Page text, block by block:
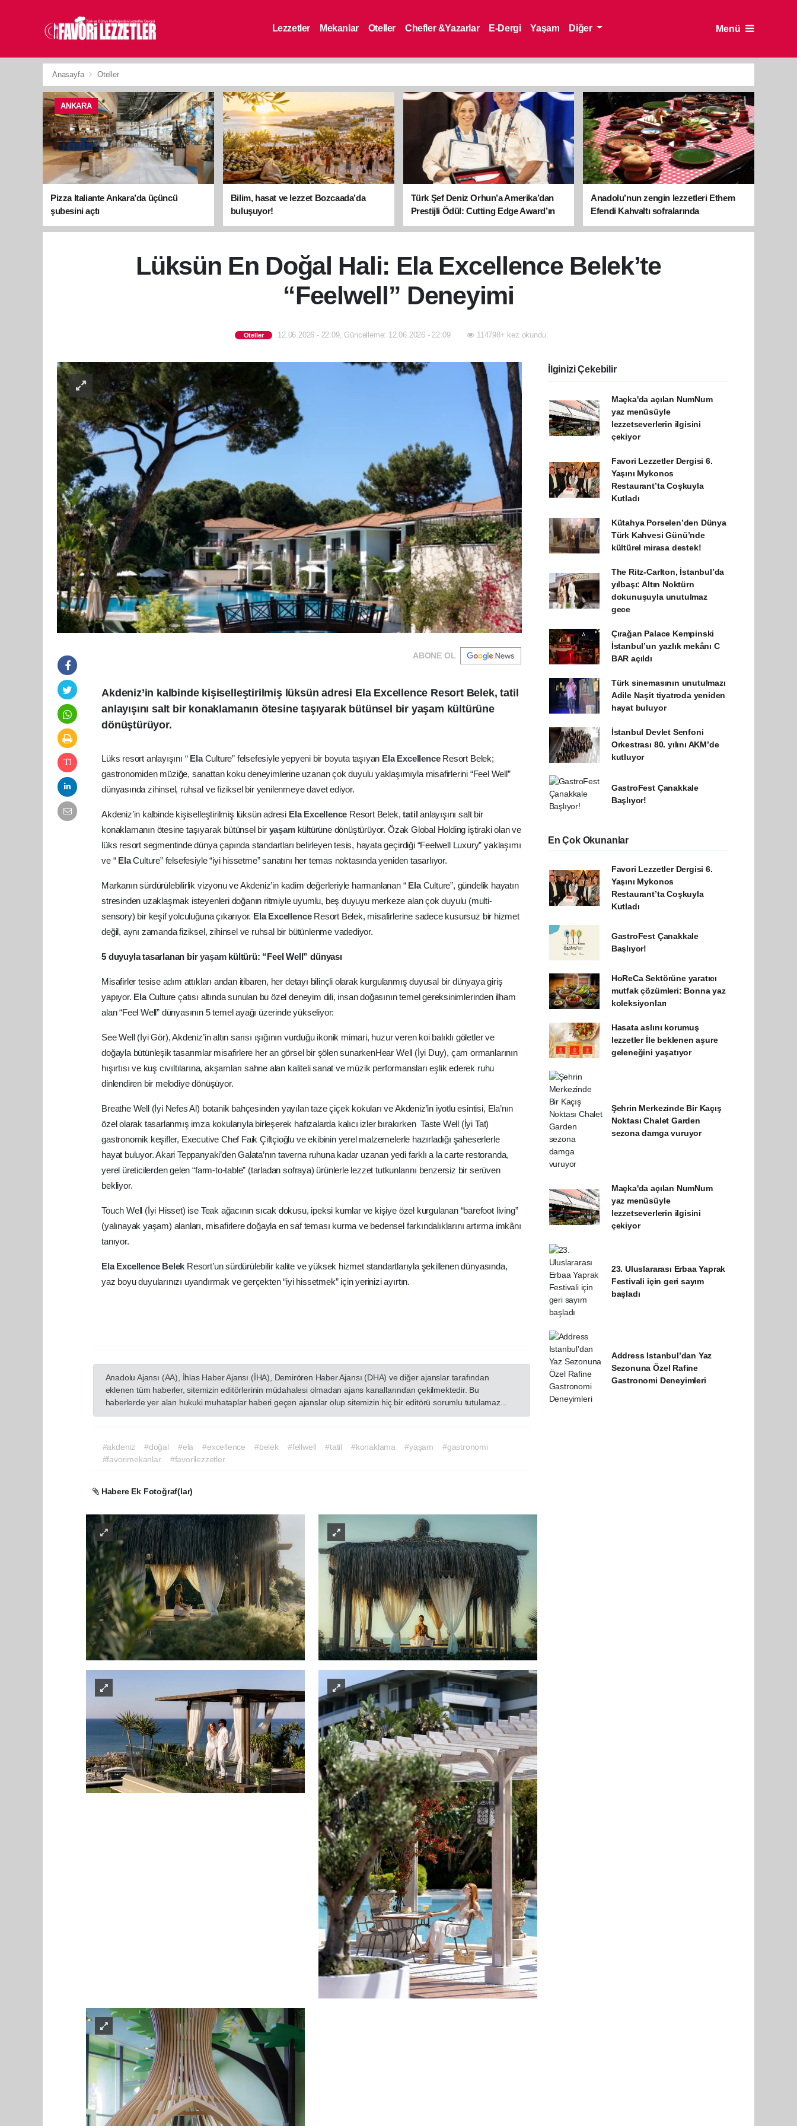
Lezzetler Mekanlar Oteller Chefler &Yazarlar E-Dergi Yaşam Diğer Menü
Anasayfa Oteller
ANKARA
Pizza Italiante Ankara’da üçüncü
şubesini açtı
Bilim, hasat ve lezzet Bozcaada’da
buluşuyor!
Türk Şef Deniz Orhun’a Amerika’dan
Prestijli Ödül: Cutting Edge Award’ın
sahibi oldu
Anadolu’nun zengin lezzetleri Ethem
Efendi Kahvaltı sofralarında
Lüksün En Doğal Hali: Ela Excellence Belek’te
“Feelwell” Deneyimi
Oteller 12.06.2026 - 22:09, Güncelleme: 12.06.2026 - 22:09 114798+ kez okundu.
ABONE OL
Akdeniz’in kalbinde kişiselleştirilmiş lüksün adresi Ela Excellence Resort Belek, tatil
anlayışını salt bir konaklamanın ötesine taşıyarak bütünsel bir yaşam kültürüne
dönüştürüyor.
Lüks resort anlayışını “ ElaCulture” felsefesiyle yepyeni bir boyuta taşıyan ElaExcellence Resort Belek;
gastronomiden müziğe, sanattan koku deneyimlerine uzanan çok duyulu yaklaşımıyla misafirlerini “Feel Well”
dünyasında zihinsel, ruhsal ve fiziksel bir yenilenmeye davet ediyor.
Akdeniz’in kalbinde kişiselleştirilmiş lüksün adresi ElaExcellence Resort Belek,tatilanlayışını salt bir
konaklamanın ötesine taşıyarak bütünsel bir yaşam kültürüne dönüştürüyor. Özak Global Holding iştiraki olan ve
lüks resort segmentinde dünya çapında standartları belirleyen tesis, hayata geçirdiği “Feelwell Luxury” yaklaşımı
ve “ ElaCulture” felsefesiyle “iyi hissetme” sanatını her temas noktasında yeniden tasarlıyor.
Markanın sürdürülebilirlik vizyonu ve Akdeniz’in kadim değerleriyle harmanlanan “ ElaCulture”, gündelik hayatın
stresinden uzaklaşmak isteyenleri doğanın ritmiyle uyumlu, beş duyuyu merkeze alan çok duyulu (multi-
sensory) bir keşif yolculuğuna çıkarıyor. ElaExcellence Resort Belek, misafirlerine sadece kusursuz bir hizmet
değil, aynı zamanda fiziksel, zihinsel ve ruhsal bir bütünlenme vadediyor.
5 duyuyla tasarlanan biryaşam kültürü: “Feel Well” dünyası
Misafirler tesise adım attıkları andan itibaren, her detayı bilinçli olarak kurgulanmış duyusal bir dünyaya giriş
yapıyor. ElaCulture çatısı altında sunulan bu özel deneyim dili, insan doğasının temel gereksinimlerinden ilham
alan “Feel Well” dünyasının 5 temel ayağı üzerinde yükseliyor:
See Well (İyi Gör), Akdeniz’in altın sarısı ışığının vurduğu ikonik mimari, huzur veren koi balıklı göletler ve
doğayla bütünleşik tasarımlar misafirlere her an görsel bir şölen sunarkenHear Well (İyi Duy), çam ormanlarının
hışırtısı ve kuş cıvıltılarına, akşamları sahne alan kaliteli sanat ve müzik performansları eşlik ederek ruhu
dinlendiren bir melodiye dönüşüyor.
Breathe Well (İyi Nefes Al) botanik bahçesinden yayılan taze çiçek kokuları ve Akdeniz’in iyotlu esintisi, Ela’nın
özel olarak tasarlanmış imza kokularıyla birleşerek hafızalarda kalıcı izler bırakırken Taste Well (İyi Tat)
gastronomik keşifler, Executive Chef Faik Çiftçioğlu ve ekibinin yerel malzemelerle hazırladığı şaheserlerle
hayat buluyor. Akari Teppanyaki’den Galata’nın taverna ruhuna kadar uzanan yedi farklı a la carte restoranda,
yerel üreticilerden gelen “farm-to-table” (tarladan sofraya) ürünlerle lezzet tutkunlarını benzersiz bir serüven
bekliyor.
Touch Well (İyi Hisset) ise Teak ağacının sıcak dokusu, ipeksi kumlar ve kişiye özel kurgulanan “barefoot living”
(yalınayak yaşam) alanları, misafirlere doğayla en saf teması kurma ve bedensel farkındalıklarını artırma imkânı
tanıyor.
ElaExcellence Belek Resort’un sürdürülebilir kalite ve yüksek hizmet standartlarıyla şekillenen dünyasında,
yaz boyu duyularınızı uyandırmak ve gerçekten “iyi hissetmek” için yerinizi ayırtın.
Anadolu Ajansı (AA), İhlas Haber Ajansı (İHA), Demirören Haber Ajansı (DHA) ve diğer ajanslar tarafından
eklenen tüm haberler, sitemizin editörlerinin müdahalesi olmadan ajans kanallarından çekilmektedir. Bu
haberlerde yer alan hukuki muhataplar haberi geçen ajanslar olup sitemizin hiç bir editörü sorumlu tutulamaz...
#akdeniz #doğal #ela #excellence #belek #fellwell #tatil #konaklama #yaşam
#gastronomi
#favorimekanlar
#favorilezzetler
Habere Ek Fotoğraf(lar)
İlginizi Çekebilir
Maçka'da açılan NumNum
yaz menüsüyle
lezzetseverlerin ilgisini
çekiyor
Favori Lezzetler Dergisi 6.
Yaşını Mykonos
Restaurant’ta Coşkuyla
Kutladı
Kütahya Porselen’den Dünya
Türk Kahvesi Günü’nde
kültürel mirasa destek!
The Ritz-Carlton, İstanbul’da
yılbaşı: Altın Noktürn
dokunuşuyla unutulmaz
gece
Çırağan Palace Kempinski
İstanbul’un yazlık mekânı C
BAR açıldı
Türk sinemasının unutulmazı
Adile Naşit tiyatroda yeniden
hayat buluyor
İstanbul Devlet Senfoni
Orkestrası 80. yılını AKM’de
kutluyor
GastroFest Çanakkale
Başlıyor!
En Çok Okunanlar
Favori Lezzetler Dergisi 6.
Yaşını Mykonos
Restaurant’ta Coşkuyla
Kutladı
GastroFest Çanakkale
Başlıyor!
HoReCa Sektörüne yaratıcı
mutfak çözümleri: Bonna yaz
koleksiyonları
Hasata aslını korumuş
lezzetler İle beklenen aşure
geleneğini yaşatıyor
Şehrin Merkezinde Bir Kaçış
Noktası Chalet Garden
sezona damga vuruyor
Maçka'da açılan NumNum
yaz menüsüyle
lezzetseverlerin ilgisini
çekiyor
23. Uluslararası Erbaa Yaprak
Festivali için geri sayım
başladı
Address Istanbul’dan Yaz
Sezonuna Özel Rafine
Gastronomi Deneyimleri